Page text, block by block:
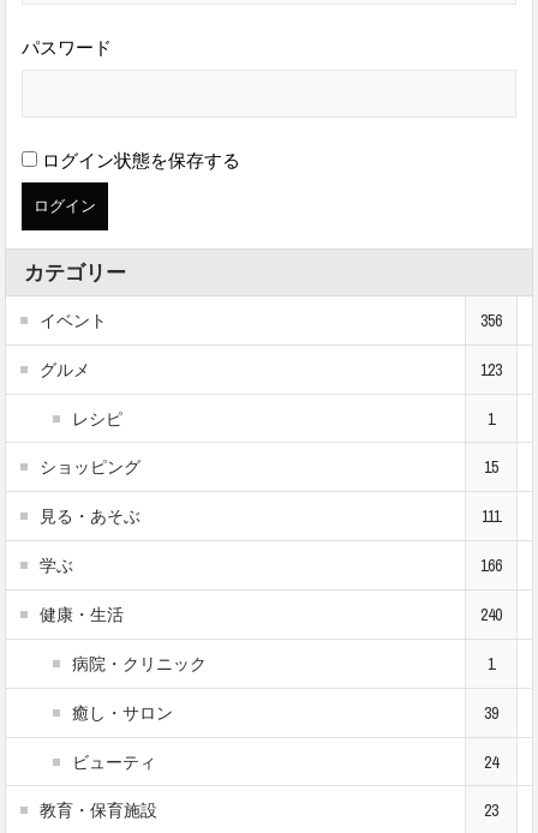
パスワード
ログイン状態を保存する
カテゴリー
イベント 356
グルメ 123
レシピ 1
ショッピング 15
見る・あそぶ 111
学ぶ 166
健康・生活 240
病院・クリニック 1
癒し・サロン 39
ビューティ 24
教育・保育施設 23